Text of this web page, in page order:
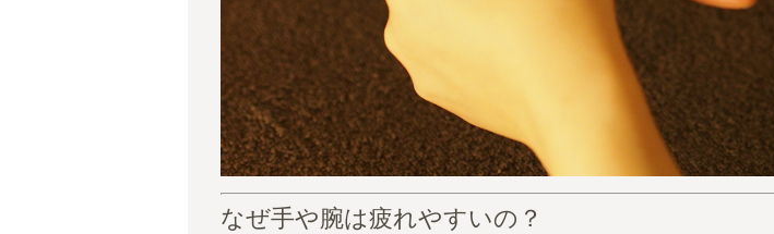
なぜ手や腕は疲れやすいの？